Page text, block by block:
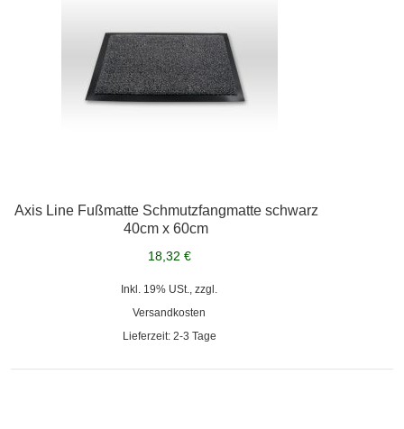
Axis Line Fußmatte Schmutzfangmatte schwarz
40cm x 60cm
18,32 €
Inkl. 19% USt., zzgl.
Versandkosten
Lieferzeit: 2-3 Tage